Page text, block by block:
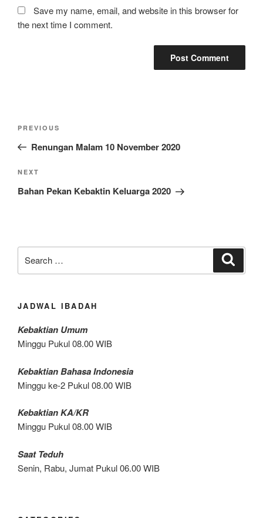
Save my name, email, and website in this browser for
the next time I comment.
Previous
Post
PREVIOUS
Renungan Malam 10 November 2020
Next
Post
NEXT
Bahan Pekan Kebaktin Keluarga 2020
for:
JADWAL IBADAH
Kebaktian Umum
Minggu Pukul 08.00 WIB
Kebaktian Bahasa Indonesia
Minggu ke-2 Pukul 08.00 WIB
Kebaktian KA/KR
Minggu Pukul 08.00 WIB
Saat Teduh
Senin, Rabu, Jumat Pukul 06.00 WIB